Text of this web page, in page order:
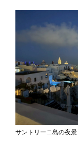
サントリーニ島の夜景